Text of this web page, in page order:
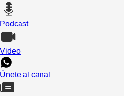
Podcast
Video
Únete al canal